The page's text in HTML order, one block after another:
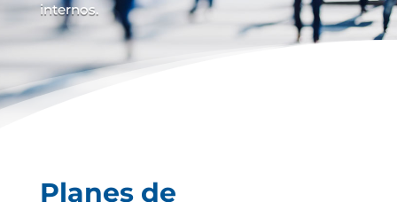
internos.
Planes de